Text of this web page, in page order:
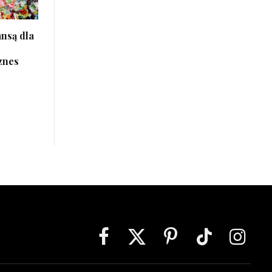
dla
Facebook
X
PinterestTikTok